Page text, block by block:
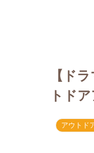
【ド
トド
アウトド